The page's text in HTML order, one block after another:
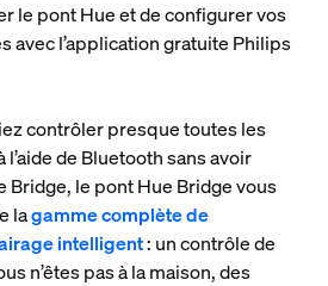
le pont Hue et de configurer vos
avec l’application gratuite Philips
contrôler presque toutes les
de Bluetooth sans avoir
Bridge, le pont Hue Bridge vous
lagamme complète de
intelligent: un contrôle de
n’êtes pas à la maison, des